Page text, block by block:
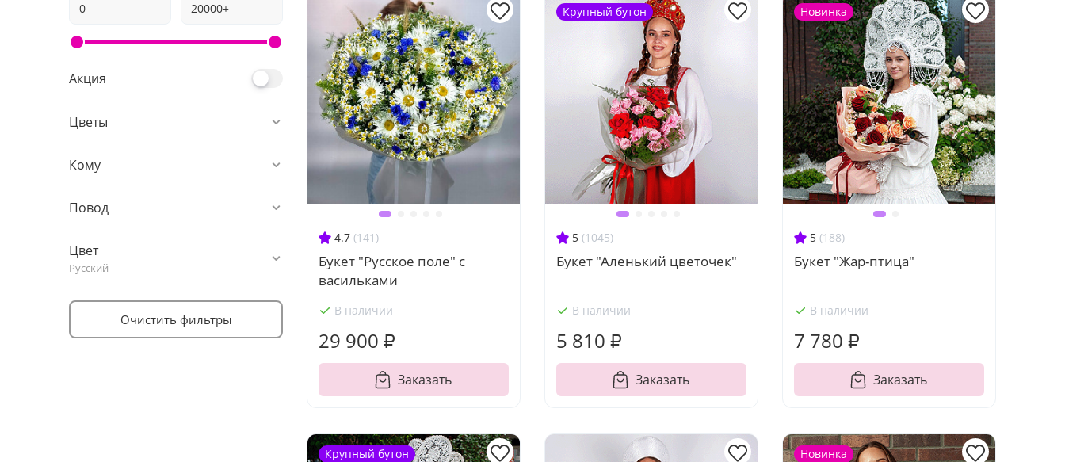
Акция
Цветы
Кому
Повод
Цвет
Русский
Очистить фильтры
4.7 (141)
Букет "Русское поле" с
васильками
В наличии
29 900 ₽
Заказать
5 (1045)
Букет "Аленький цветочек"
В наличии
5 810 ₽
Заказать
Крупный бутон
5 (188)
Букет "Жар-птица"
В наличии
7 780 ₽
Заказать
Новинка
Крупный бутон Новинка